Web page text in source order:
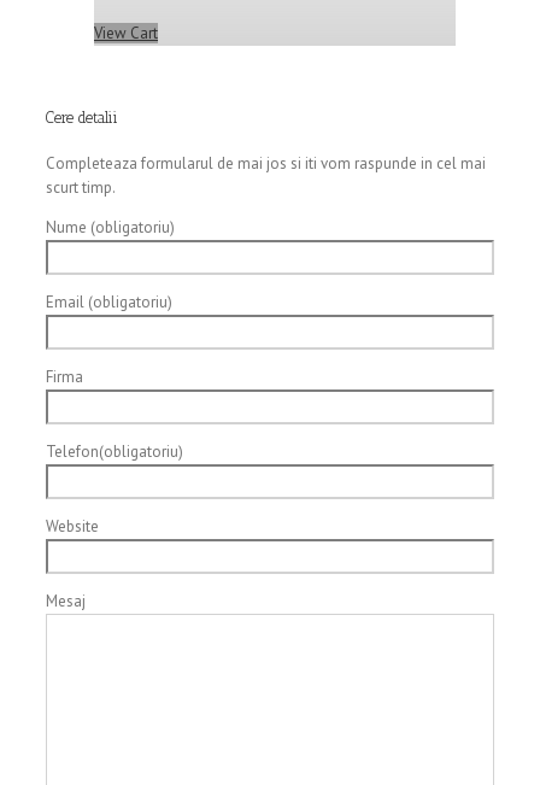
View Cart
Cere detalii
Completeaza formularul de mai jos si iti vom raspunde in cel mai
scurt timp.
Nume (obligatoriu)
Email (obligatoriu)
Firma
Telefon(obligatoriu)
Website
Mesaj